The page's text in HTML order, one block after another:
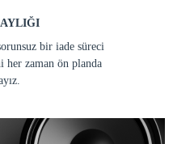
bir iade süreci
her zaman ön planda